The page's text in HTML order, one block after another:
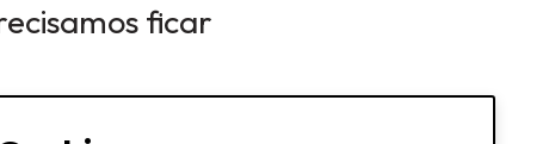
ficar